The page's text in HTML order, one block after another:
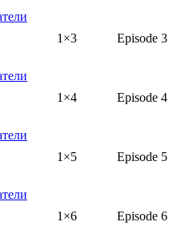
1×3 Episode 3
1×4 Episode 4
1×5 Episode 5
1×6 Episode 6